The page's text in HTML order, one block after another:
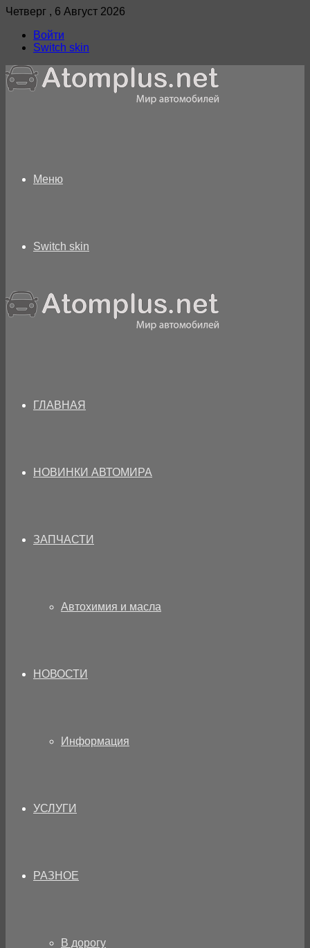
Четверг , 6 Август 2026
Войти
Switch skin
Меню
Switch skin
ГЛАВНАЯ
НОВИНКИ АВТОМИРА
ЗАПЧАСТИ
Автохимия и масла
НОВОСТИ
Информация
УСЛУГИ
РАЗНОЕ
В дорогу